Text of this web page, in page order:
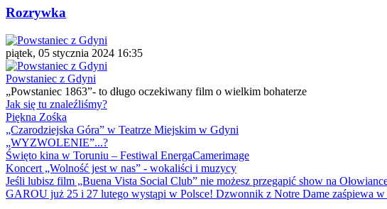
Rozrywka
piątek, 05 stycznia 2024 16:35
Powstaniec z Gdyni
„Powstaniec 1863”- to długo oczekiwany film o wielkim bohaterze
Jak się tu znaleźliśmy?
Piękna Zośka
„Czarodziejska Góra” w Teatrze Miejskim w Gdyni
„WYZWOLENIE”...?
Święto kina w Toruniu – Festiwal EnergaCamerimage
Koncert „Wolność jest w nas” - wokaliści i muzycy
Jeśli lubisz film „Buena Vista Social Club” nie możesz przegapić show na
GAROU już 25 i 27 lutego wystąpi w Polsce! Dzwonnik z Notre Dame zaśpiewa